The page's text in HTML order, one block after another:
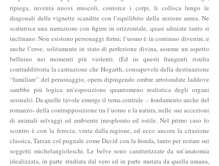
ripiega, inventa nuovi muscoli, contorce i corpi, li colloca lungo le
diagonali delle vignette scandite con l’equilibrio della sezione aurea. Ne
scaturisce una narrazione con figure in orizzontale, quasi sdraiate tanto si
inclinano. Non esistono personaggi fermi; l’uomo è in continuo divenire, e
anche l’eroe, solitamente in stato di perfezione divina, assume un aspetto
belluino nei momenti più violenti. (Ed in questi frangenti risulta
contraddittoria la castrazione che Hogarth, consapevole della destinazione
“familiare” del personaggio, opera dipingendo ombre arrotondate laddove
sarebbe più logica un’esposizione quantomeno realistica degli organi
sessuali). Da quelle tavole emerge il tema centrale – fondamento anche del
romanzo- della contrapposizione tra l’uomo e la natura, nelle sue accezioni
di animali selvaggi ed ambiente inesplorato ed ostile. Nel primo caso lo
scontro è con la ferocia, vinta dalla ragione, ed ecco ancora la citazione
classica, Tarzan col pugnale come David con la fionda, tanto per restare sui
soggetti michelangioleschi. Le belve sono caratterizzate da un’anatomia
idealizzata, in parte studiata dal vero ed in parte mutata da quella umana,